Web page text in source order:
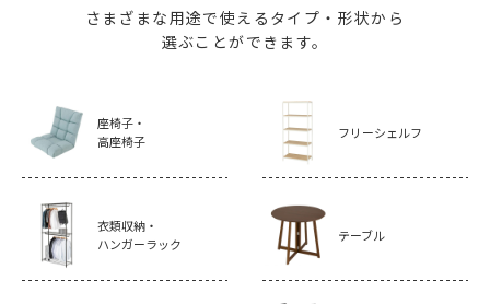
さまざまな用途で使えるタイプ・形状から
選ぶことができます。
座椅子・
高座椅子
フリーシェルフ
衣類収納・
ハンガーラック
テーブル